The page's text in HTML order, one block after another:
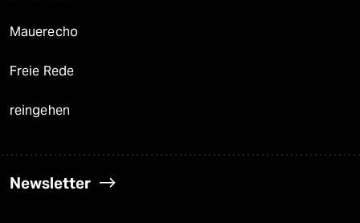
Mauerecho
Freie Rede
reingehen
Newsletter